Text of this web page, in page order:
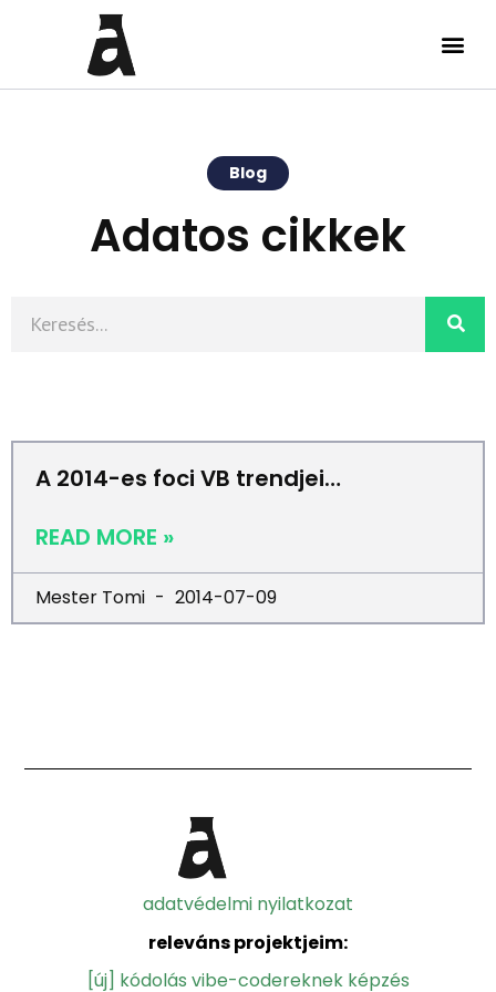
Blog
Adatos cikkek
A 2014-es foci VB trendjei…
READ MORE »
Mester Tomi 2014-07-09
adatvédelmi nyilatkozat
releváns projektjeim:
[új] kódolás vibe-codereknek képzés